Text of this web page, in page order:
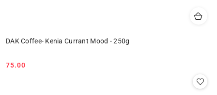
DAK Coffee- Kenia Currant Mood - 250g
Cena:
75.00